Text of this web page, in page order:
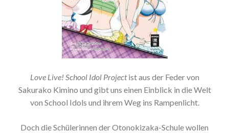
Love Live! School Idol Projectist aus der Feder von
Sakurako Kimino und gibt uns einen Einblick in die Welt
von School Idols und ihrem Weg ins Rampenlicht.
Doch die Schülerinnen der Otonokizaka-Schule wollen